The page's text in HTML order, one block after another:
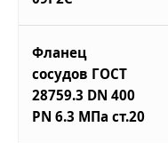
Фланец
сосудов ГОСТ
28759.3 DN 400
PN 6.3 МПа ст.20